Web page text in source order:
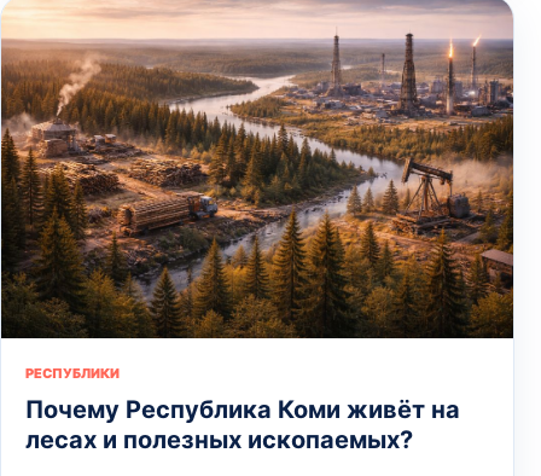
РЕСПУБЛИКИ
Почему Республика Коми живёт на
лесах и полезных ископаемых?